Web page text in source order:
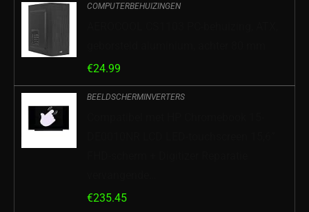
COMPUTERBEHUIZINGEN
€24.99
BEELDSCHERMINVERTERS
€235.45